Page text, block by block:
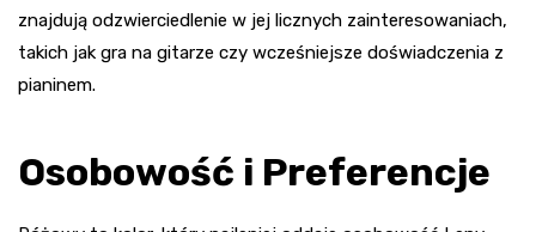
znajdują odzwierciedlenie w jej licznych zainteresowaniach,
takich jak gra na gitarze czy wcześniejsze doświadczenia z
pianinem.
Osobowość i Preferencje